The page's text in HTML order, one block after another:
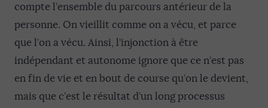
compte l’ensemble du parcours antérieur de la
personne. On vieillit comme on a vécu, et parce
que l’on a vécu. Ainsi, l’injonction à être
indépendant et autonome ignore que ce n’est pas
en fin de vie et en bout de course qu’on le devient,
mais que c’est le résultat d’un long processus